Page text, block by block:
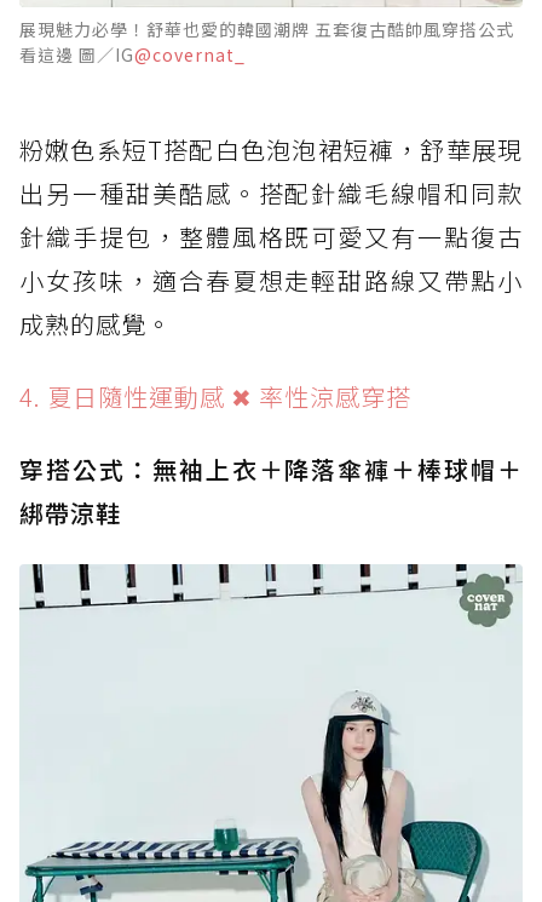
展現魅力必學！舒華也愛的韓國潮牌 五套復古酷帥風穿搭公式
看這邊 圖／IG@covernat_
粉嫩色系短T搭配白色泡泡裙短褲，舒華展現
出另一種甜美酷感。搭配針織毛線帽和同款
針織手提包，整體風格既可愛又有一點復古
小女孩味，適合春夏想走輕甜路線又帶點小
成熟的感覺。
4. 夏日隨性運動感 ✖ 率性涼感穿搭
穿搭公式：無袖上衣＋降落傘褲＋棒球帽＋
綁帶涼鞋